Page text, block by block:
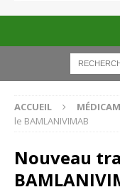
ACCUEIL
le BAMLANIVIMAB
Nouveau